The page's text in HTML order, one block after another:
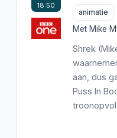
18:50
animatie
Met Mike
Shrek
aan, dus
Puss In